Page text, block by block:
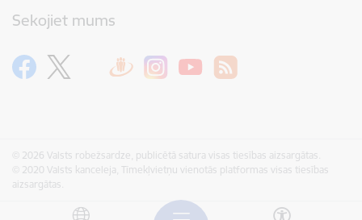
Sekojiet mums
© 2026 Valsts robežsardze, publicētā satura visas tiesības aizsargātas.
© 2020 Valsts kanceleja, Tīmekļvietņu vienotās platformas visas tiesības
aizsargātas.